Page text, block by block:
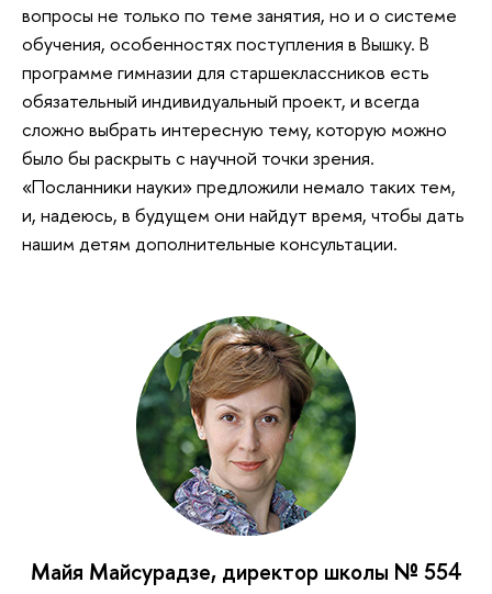
вопросы не только по теме занятия, но и о системе
обучения, особенностях поступления в Вышку. В
программе гимназии для старшеклассников есть
обязательный индивидуальный проект, и всегда
сложно выбрать интересную тему, которую можно
было бы раскрыть с научной точки зрения.
«Посланники науки» предложили немало таких тем,
и, надеюсь, в будущем они найдут время, чтобы дать
нашим детям дополнительные консультации.
Майя Майсурадзе, директор школы № 554